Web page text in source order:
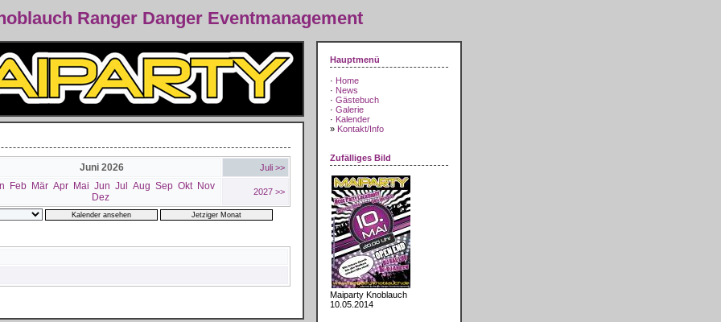
Ranger Danger Eventmanagement
Hauptmenü
· Home
· News
· Gästebuch
· Galerie
· Kalender
» Kontakt/Info
Zufälliges Bild
Maiparty Knoblauch
10.05.2014
Juni 2026 Juli >>
Feb Mär Apr Mai Jun Jul Aug Sep Okt Nov
Dez
2027 >>